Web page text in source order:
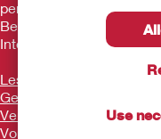
Use
persönlich in ärztliche
Bestimmungen ab und
Internetseite für die
Lesen Sie vor der
Gebrauchsanleitung mit
Verwendungszweck,
Vorsichtsmaßnahmen